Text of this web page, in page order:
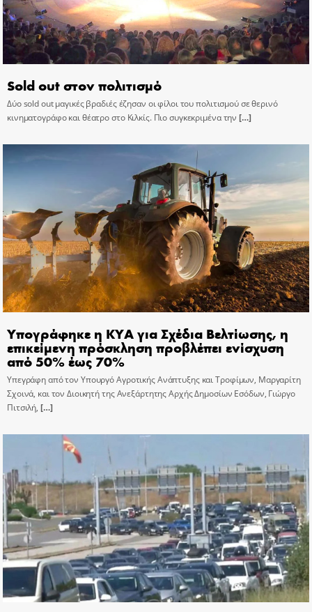
Sold out στον πολιτισμό
Δύο sold out μαγικές βραδιές έζησαν οι φίλοι του πολιτισμού σε θερινό
κινηματογράφο και θέατρο στο Κιλκίς. Πιο συγκεκριμένα την […]
Υπογράφηκε η ΚΥΑ για Σχέδια Βελτίωσης, η
επικείμενη πρόσκληση προβλέπει ενίσχυση
από 50% έως 70%
Υπεγράφη από τον Υπουργό Αγροτικής Ανάπτυξης και Τροφίμων, Μαργαρίτη
Σχοινά, και τον Διοικητή της Ανεξάρτητης Αρχής Δημοσίων Εσόδων, Γιώργο
Πιτσιλή, […]